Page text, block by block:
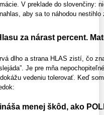
V preklade do slovenčiny:
aby sa to náhodou
za nárast percent.
dlho a strana HLAS zistí, čo
Je pre mňa
vedeniu tolerovať. Keď
menej škôd, ako